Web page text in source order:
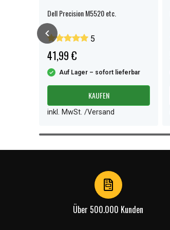
Dell Precision M5520 etc.
5
41,99 €
Auf Lager – sofort lieferbar
KAUFEN
inkl. MwSt. /Versand
Item
Über 500.000 Kunden